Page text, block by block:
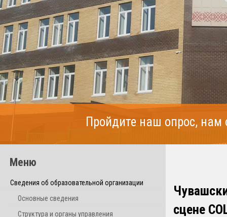
Пройдите наш опрос,
Меню
Сведения об образовательной организации
Основные сведения
Структура и органы управления
сцене